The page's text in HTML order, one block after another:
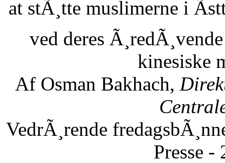
at stÃ¸tte muslimerne i
ved deres
kinesiske
Af Osman Bakhach,
VedrÃ¸rende
Presse -